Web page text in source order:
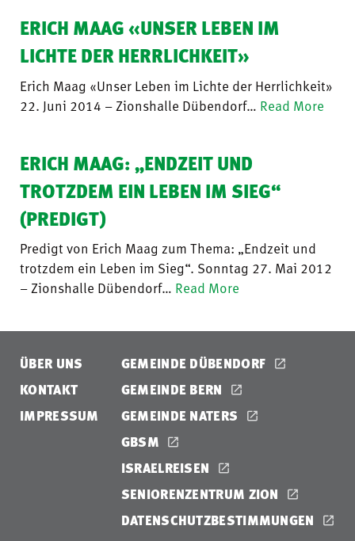
ERICH MAAG «UNSER LEBEN IM
LICHTE DER HERRLICHKEIT»
Erich Maag «Unser Leben im Lichte der Herrlichkeit»
22. Juni 2014 – Zionshalle Dübendorf… Read More
ERICH MAAG: „ENDZEIT UND
TROTZDEM EIN LEBEN IM SIEG“
(PREDIGT)
Predigt von Erich Maag zum Thema: „Endzeit und
trotzdem ein Leben im Sieg“. Sonntag 27. Mai 2012
– Zionshalle Dübendorf… Read More
ÜBER UNS
KONTAKT
IMPRESSUM
GEMEINDE DÜBENDORF
GEMEINDE BERN
GEMEINDE NATERS
GBSM
ISRAELREISEN
SENIORENZENTRUM ZION
DATENSCHUTZBESTIMMUNGEN